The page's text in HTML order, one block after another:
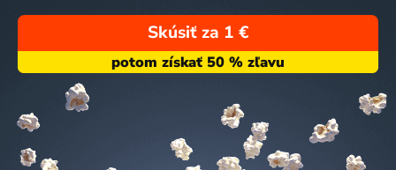
Skúsiť za 1 €